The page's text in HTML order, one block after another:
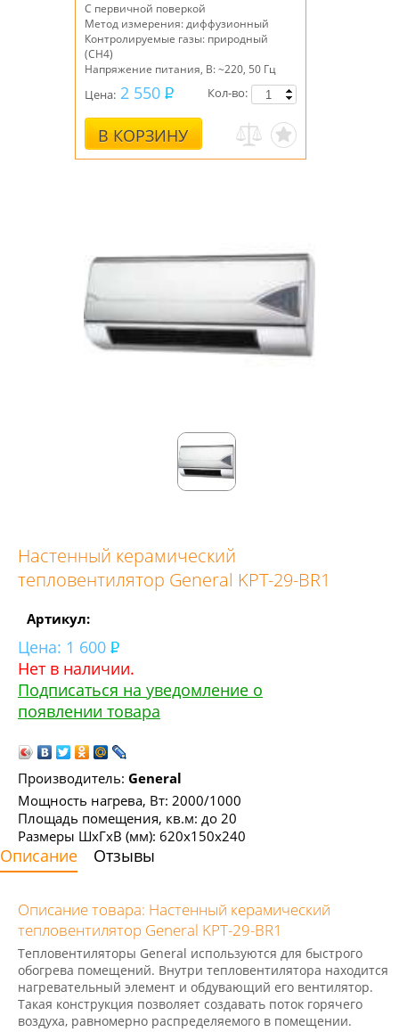
С первичной поверкой
Метод измерения: диффузионный
Контролируемые газы: природный
(СН4)
Напряжение питания, В: ~220, 50 Гц
Цена: 2 550
В КОРЗИНУ
Кол-во:
Настенный керамический
тепловентилятор General KPT-29-BR1
Артикул:
Цена: 1 600
Нет в наличии.
Подписаться на уведомление о
появлении товара
Производитель: General
Мощность нагрева, Вт: 2000/1000
Площадь помещения, кв.м: до 20
Размеры ШхГхВ (мм): 620х150х240
Описание Отзывы
Описание товара: Настенный керамический
тепловентилятор General KPT-29-BR1
Тепловентиляторы General используются для быстрого
обогрева помещений. Внутри тепловентилятора находится
нагревательный элемент и обдувающий его вентилятор.
Такая конструкция позволяет создавать поток горячего
воздуха, равномерно распределяемого в помещении.